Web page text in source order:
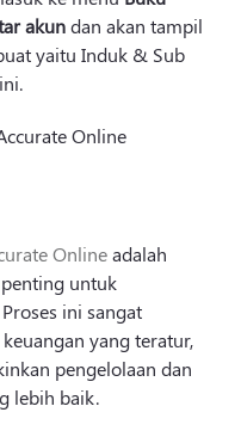
akundan akan tampil
yaitu Induk & Sub
Onlineadalah
untuk
ini sangat
yang teratur,
pengelolaan dan
lebih baik.